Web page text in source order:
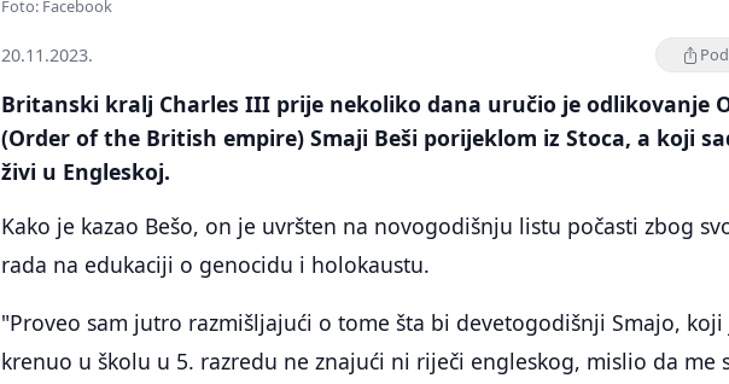
Foto: Facebook
20.11.2023.
Britanski kralj Charles III prije nekoliko dana uručio je odlikovanje
(Order of the British empire) Smaji Beši porijeklom iz Stoca, a koji
živi u Engleskoj.
Kako je kazao Bešo, on je uvršten na novogodišnju listu počasti zbog
rada na edukaciji o genocidu i holokaustu.
"Proveo sam jutro razmišljajući o tome šta bi devetogodišnji Smajo, koji
krenuo u školu u 5. razredu ne znajući ni riječi engleskog, mislio da me